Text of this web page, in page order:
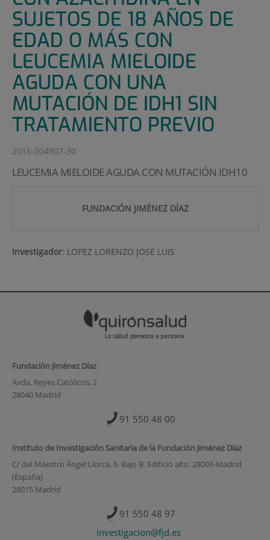
SUJETOS DE 18 AÑOS DE
EDAD O MÁS CON
LEUCEMIA MIELOIDE
AGUDA CON UNA
MUTACIÓN DE IDH1 SIN
TRATAMIENTO PREVIO
2016-004907-30
LEUCEMIA MIELOIDE AGUDA CON MUTACIÓN IDH10
FUNDACIÓN JIMÉNEZ DÍAZ
Investigador: LOPEZ LORENZO JOSE LUIS
Fundación Jiménez Díaz
Avda. Reyes Católicos, 2
28040 Madrid
91 550 48 00
Instituto de Investigación Sanitaria de la Fundación Jiménez Díaz
C/ del Maestro Ángel Llorca, 6. Bajo B. Edificio alto. 28003-Madrid
(España)
28015 Madrid
91 550 48 97
investigacion@fjd.es